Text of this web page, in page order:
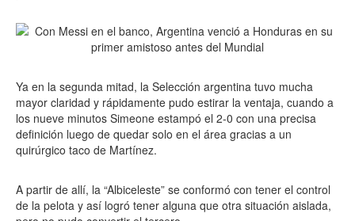
Ya en la segunda mitad, la Selección argentina tuvo mucha
mayor claridad y rápidamente pudo estirar la ventaja, cuando a
los nueve minutos Simeone estampó el 2-0 con una precisa
definición luego de quedar solo en el área gracias a un
quirúrgico taco de Martínez.
A partir de allí, la “Albiceleste” se conformó con tener el control
de la pelota y así logró tener alguna que otra situación aislada,